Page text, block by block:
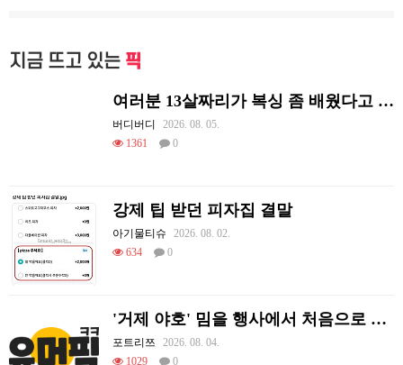
지금 뜨고 있는 픽
여러분 13살짜리가 복싱 좀 배웠다고 깝치는데 어떻게 할까요?
버디버디
2026. 08. 05.
1361
0
강제 팁 받던 피자집 결말
아기물티슈
2026. 08. 02.
634
0
'거제 야호' 밈을 행사에서 처음으로 체감하는 리센느
포트리쯔
2026. 08. 04.
1029
0